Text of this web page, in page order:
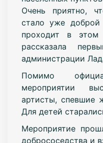
Очень приятно,
стало уже
проходит в этом
рассказала
администрации
Помимо
мероприятии
артисты, спевшие
Для детей
Мероприятие
добрососедства и